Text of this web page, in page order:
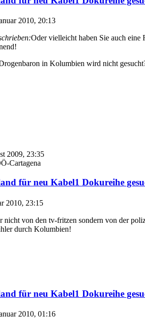
2010, 20:13
Oder vielleicht haben Sie auch
in Kolumbien wird nicht
2009, 23:35
Cartagena
für neu Kabel1 Dokureihe
2010, 23:15
nicht von den tv-fritzen sondern von der
durch Kolumbien!
für neu Kabel1 Dokureihe
2010, 01:16